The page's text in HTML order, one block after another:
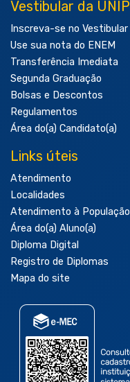
Vestibular da UNIP
Inscreva-se no Vestibular
Use sua nota do ENEM
Transferência Imediata
Segunda Graduação
Bolsas e Descontos
Regulamentos
Área do(a) Candidato(a)
Links úteis
Atendimento
Localidades
Atendimento à População
Área do(a) Aluno(a)
Diploma Digital
Registro de Diplomas
Mapa do site